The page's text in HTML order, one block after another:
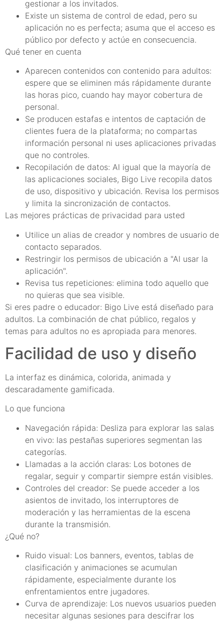
gestionar a los invitados.
Existe un sistema de control de edad, pero su
aplicación no es perfecta; asuma que el acceso es
público por defecto y actúe en consecuencia.
Qué tener en cuenta
Aparecen contenidos con contenido para adultos:
espere que se eliminen más rápidamente durante
las horas pico, cuando hay mayor cobertura de
personal.
Se producen estafas e intentos de captación de
clientes fuera de la plataforma; no compartas
información personal ni uses aplicaciones privadas
que no controles.
Recopilación de datos: Al igual que la mayoría de
las aplicaciones sociales, Bigo Live recopila datos
de uso, dispositivo y ubicación. Revisa los permisos
y limita la sincronización de contactos.
Las mejores prácticas de privacidad para usted
Utilice un alias de creador y nombres de usuario de
contacto separados.
Restringir los permisos de ubicación a "Al usar la
aplicación".
Revisa tus repeticiones: elimina todo aquello que
no quieras que sea visible.
Si eres padre o educador: Bigo Live está diseñado para
adultos. La combinación de chat público, regalos y
temas para adultos no es apropiada para menores.
Facilidad de uso y diseño
La interfaz es dinámica, colorida, animada y
descaradamente gamificada.
Lo que funciona
Navegación rápida: Desliza para explorar las salas
en vivo: las pestañas superiores segmentan las
categorías.
Llamadas a la acción claras: Los botones de
regalar, seguir y compartir siempre están visibles.
Controles del creador: Se puede acceder a los
asientos de invitado, los interruptores de
moderación y las herramientas de la escena
durante la transmisión.
¿Qué no?
Ruido visual: Los banners, eventos, tablas de
clasificación y animaciones se acumulan
rápidamente, especialmente durante los
enfrentamientos entre jugadores.
Curva de aprendizaje: Los nuevos usuarios pueden
necesitar algunas sesiones para descifrar los